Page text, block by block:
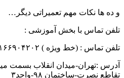
و ده ها نکات مهم تعمیراتی دیگر…
تلفن تماس با بخش آموزشی :
تلفن تماس : (خط ویژه ) ۰۲۱۶۶۹۰۴۲۰۲
آدرس :تهران-میدان انقلاب بسمت
تقاطع نصرت-ساختمان ۹۸-واحد۳